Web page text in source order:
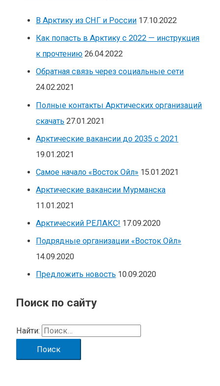
В Арктику из СНГ и России 17.10.2022
Как попасть в Арктику с 2022 — инструкция
к прочтению 26.04.2022
Обратная связь через социальные сети
24.02.2021
Полные контакты Арктических организаций
скачать 27.01.2021
Арктические вакансии до 2035 с 2021
19.01.2021
Самое начало «Восток Ойл» 15.01.2021
Арктические вакансии Мурманска
11.01.2021
Арктический РЕЛАКС! 17.09.2020
Подрядные организации «Восток Ойл»
14.09.2020
Предложить новость 10.09.2020
Поиск по сайту
Найти: